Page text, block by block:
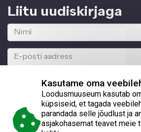
Liitu uudiskirjaga
© 2026 Eesti Loodusmuuseum
Kasutame oma
Loodusmuuseum kasutab
küpsiseid, et tagada
parandada selle jõudlust ja
asjakohasemat teavet meie